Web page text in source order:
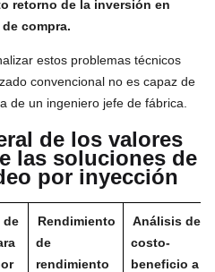
retorno de la inversión en
compra.
estos problemas técnicos
convencional no es capaz de
de un ingeniero jefe de fábrica.
de los valores
las soluciones de
por inyección
de
Rendimiento
de
rendimiento
Análisis de
costo-
beneficio a